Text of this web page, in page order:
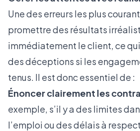
Une des erreurs les plus
promettre des résultats
immédiatement le client, ce
des déceptions si les
tenus. Il est donc essentiel de :
Énoncer clairement les
exemple, s’il y a des limites
l’emploi ou des délais à